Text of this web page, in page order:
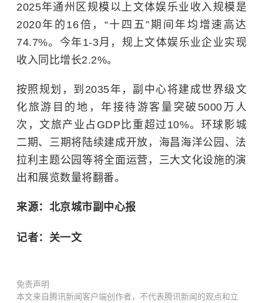
2025年通州区规模以上文体娱乐业收入规模是
2020年的16倍，“十四五”期间年均增速高达
74.7%。今年1-3月，规上文体娱乐业企业实现
收入同比增长2.2%。
按照规划，到2035年，副中心将建成世界级文
化旅游目的地，年接待游客量突破5000万人
次，文旅产业占GDP比重超过10%。环球影城
二期、三期将陆续建成开放，海昌海洋公园、法
拉利主题公园等将全面运营，三大文化设施的演
出和展览数量将翻番。
来源：北京城市副中心报
记者：关一文
免责声明
本文来自腾讯新闻客户端创作者，不代表腾讯新闻的观点和立